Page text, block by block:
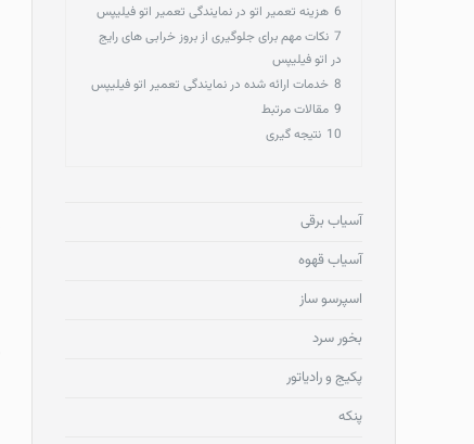
6 هزینه تعمیر اتو در نمایندگی تعمیر اتو فیلیپس
7 نکات مهم برای جلوگیری از بروز خرابی های رایج
در اتو فیلیپس
8 خدمات ارائه شده در نمایندگی تعمیر اتو فیلیپس
9 مقالات مرتبط
10 نتیجه گیری
آسیاب برقی
آسیاب قهوه
اسپرسو ساز
بخور سرد
پکیج و رادیاتور
پنکه